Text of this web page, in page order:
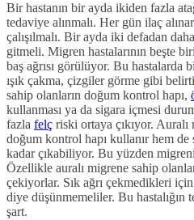
Bir hastanın bir ayda ikiden fazla
tedaviye alınmalı. Her gün ilaç
çalışılmalı. Bir ayda iki defadan
gitmeli. Migren hastalarının beşte
baş ağrısı görülüyor. Bu hastalarda
ışık çakma, çizgiler görme gibi
sahip olanların doğum kontrol hapı,
kullanması ya da sigara içmesi
fazla felç riski ortaya çıkıyor.
doğum kontrol hapı kullanır hem de
kadar çıkabiliyor. Bu yüzden
Özellikle auralı migrene sahip
çekiyorlar. Sık ağrı çekmedikleri
diye düşünmemeliler. Bu
şart.